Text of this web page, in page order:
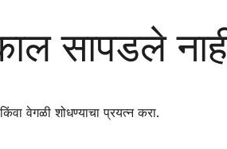
सापडले
वेगळी शोधण्याचा प्रयत्न करा.